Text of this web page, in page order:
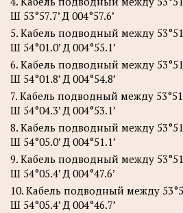
Ш 53°57.7’ Д 004°57.6’
5. Кабель подводный между
Ш 54°01.0’ Д 004°55.1’
6. Кабель подводный между
Ш 54°01.8’ Д 004°54.8’
7. Кабель подводный между
Ш 54°04.3’ Д 004°53.1’
8. Кабель подводный между
Ш 54°05.0’ Д 004°51.1’
9. Кабель подводный между
Ш 54°05.4’ Д 004°47.6’
10. Кабель подводный между
Ш 54°05.4’ Д 004°46.7’